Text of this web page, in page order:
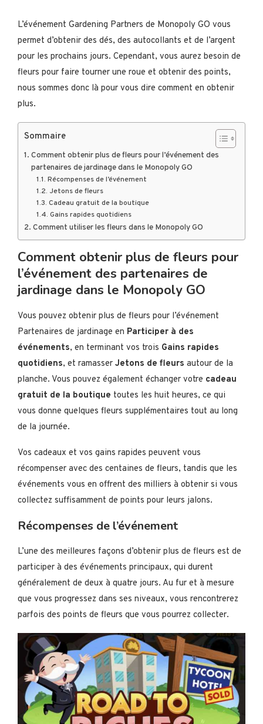
L’événement Gardening Partners de Monopoly GO vous
permet d’obtenir des dés, des autocollants et de l’argent
pour les prochains jours. Cependant, vous aurez besoin de
fleurs pour faire tourner une roue et obtenir des points,
nous sommes donc là pour vous dire comment en obtenir
plus.
Sommaire
Comment obtenir plus de fleurs pour l’événement des
partenaires de jardinage dans le Monopoly GO
Récompenses de l’événement
Jetons de fleurs
Cadeau gratuit de la boutique
Gains rapides quotidiens
Comment utiliser les fleurs dans le Monopoly GO
Comment obtenir plus de fleurs pour
l’événement des partenaires de
jardinage dans le Monopoly GO
Vous pouvez obtenir plus de fleurs pour l’événement
Partenaires de jardinage en Participer à des
événements, en terminant vos trois Gains rapides
quotidiens, et ramasser Jetons de fleurs autour de la
planche. Vous pouvez également échanger votre cadeau
gratuit de la boutique toutes les huit heures, ce qui
vous donne quelques fleurs supplémentaires tout au long
de la journée.
Vos cadeaux et vos gains rapides peuvent vous
récompenser avec des centaines de fleurs, tandis que les
événements vous en offrent des milliers à obtenir si vous
collectez suffisamment de points pour leurs jalons.
Récompenses de l’événement
L’une des meilleures façons d’obtenir plus de fleurs est de
participer à des événements principaux, qui durent
généralement de deux à quatre jours. Au fur et à mesure
que vous progressez dans ses niveaux, vous rencontrerez
parfois des points de fleurs que vous pourrez collecter.